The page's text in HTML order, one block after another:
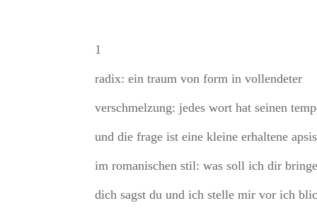
1
radix: ein traum von form in vollendeter
verschmelzung: jedes wort hat seinen
und die frage ist eine kleine erhaltene apsis
im romanischen stil: was soll ich dir
dich sagst du und ich stelle mir vor ich